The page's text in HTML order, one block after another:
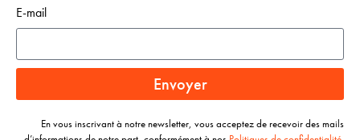
E-mail
Envoyer
En vous inscrivant à notre newsletter, vous acceptez de recevoir des mails